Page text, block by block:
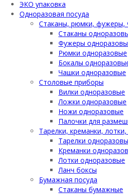
ЭКО упаковка
Одноразовая посуда
Стаканы, рюмки, фужеры,
Стаканы
Фужеры
Рюмки одноразовые
Бокалы
Чашки одноразовые
Столовые приборы
Вилки одноразовые
Ложки одноразовые
Ножи одноразовые
Палочки для
Тарелки, креманки,
Тарелки
Креманки
Лотки одноразовые
Ланч боксы
Бумажная посуда
Стаканы бумажные